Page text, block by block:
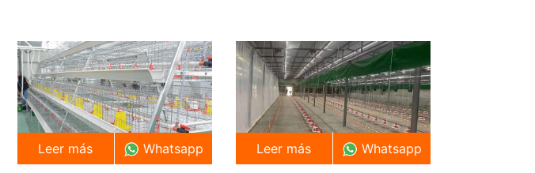
Leer más Whatsapp Leer más Whatsapp